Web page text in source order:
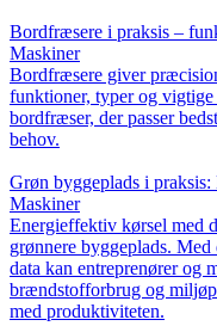
Bordfræsere i praksis –
Maskiner
Bordfræsere giver
funktioner, typer og
bordfræser, der passer
behov.
Grøn byggeplads i
Maskiner
Energieffektiv kørsel med
grønnere byggeplads.
data kan entreprenører og
brændstofforbrug og
med produktiviteten.